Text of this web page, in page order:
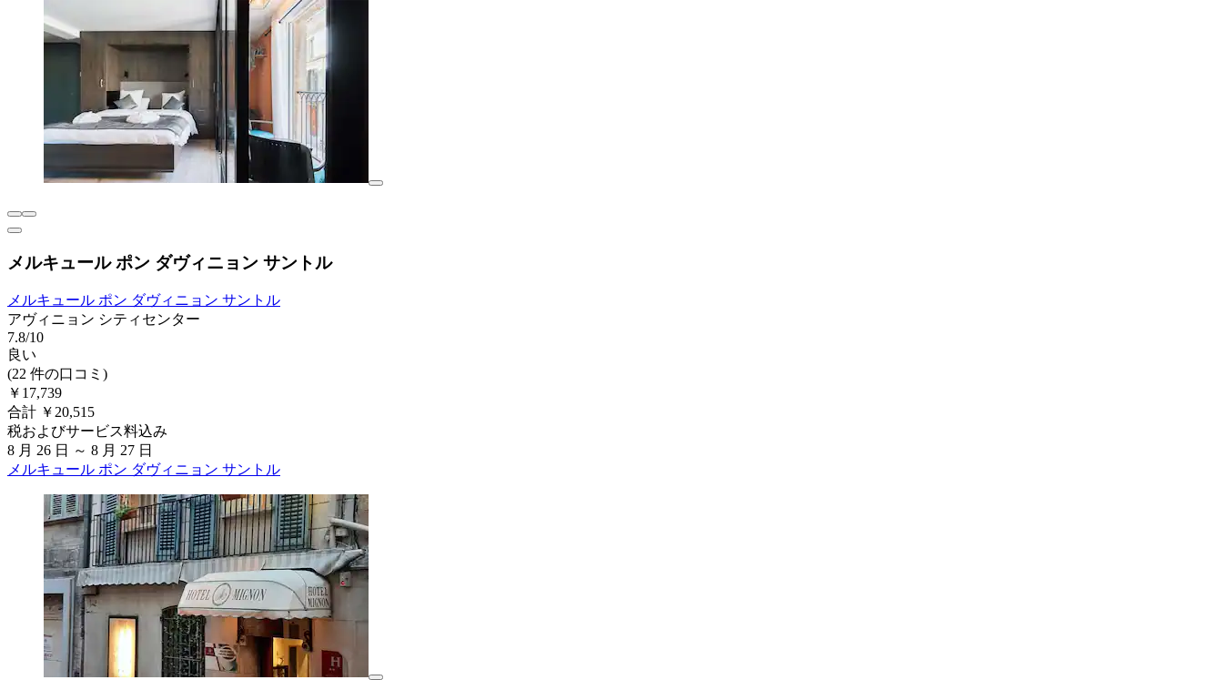
メルキュール ポン ダヴィニョン サントル
メルキュール ポン ダヴィニョン サントル
アヴィニョン シティセンター
7.8/10
良い
(22 件の口コミ)
￥17,739
合計 ￥20,515
税およびサービス料込み
8 月 26 日 ～ 8 月 27 日
メルキュール ポン ダヴィニョン サントル